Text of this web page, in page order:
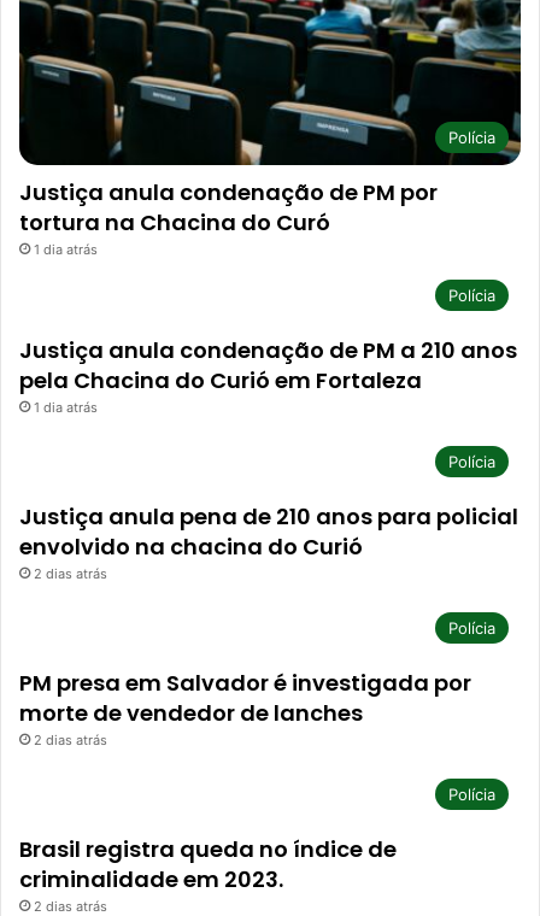
Polícia
Justiça anula condenação de PM por
tortura na Chacina do Curó
1 dia atrás
Polícia
Justiça anula condenação de PM a 210 anos
pela Chacina do Curió em Fortaleza
1 dia atrás
Polícia
Justiça anula pena de 210 anos para policial
envolvido na chacina do Curió
2 dias atrás
Polícia
PM presa em Salvador é investigada por
morte de vendedor de lanches
2 dias atrás
Polícia
Brasil registra queda no índice de
criminalidade em 2023.
2 dias atrás